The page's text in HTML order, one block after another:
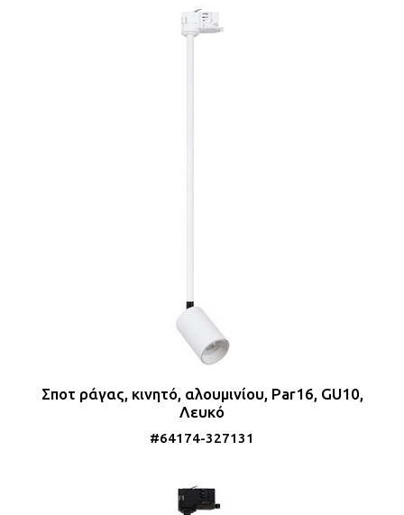
Σποτ ράγας, κινητό, αλουμινίου, Par16, GU10,
Λευκό
#64174-327131